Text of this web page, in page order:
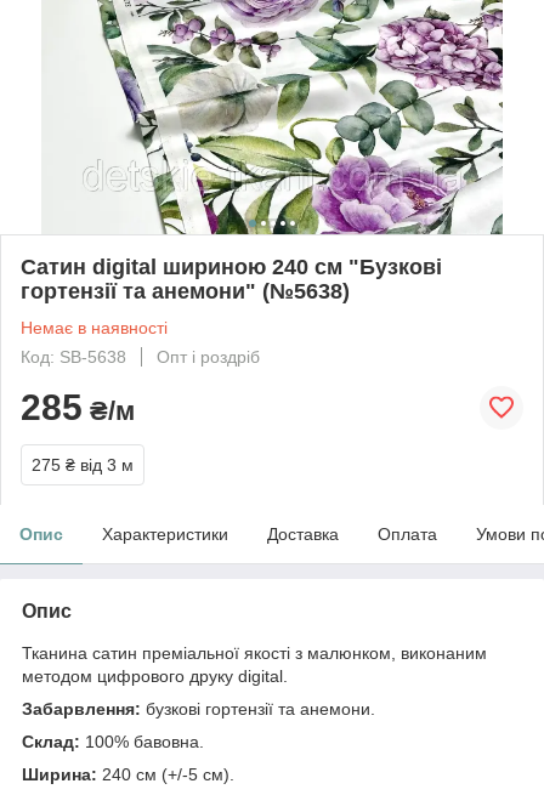
Сатин digital шириною 240 см "Бузкові
гортензії та анемони" (№5638)
Немає в наявності
Код: SB-5638
Опт і роздріб
285 ₴/м
275 ₴ від 3 м
Опис Характеристики Доставка Оплата Умови
Опис
Тканина сатин преміальної якості з малюнком, виконаним
методом цифрового друку digital.
Забарвлення: бузкові гортензії та анемони.
Склад: 100% бавовна.
Ширина: 240 см (+/-5 см).